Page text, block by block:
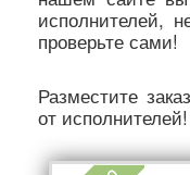
исполнителей,
проверьте сами!
Разместите
от исполнителей!